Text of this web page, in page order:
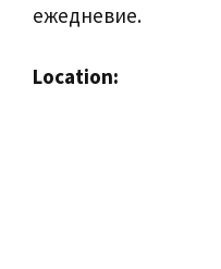
ежедневие.
Location: